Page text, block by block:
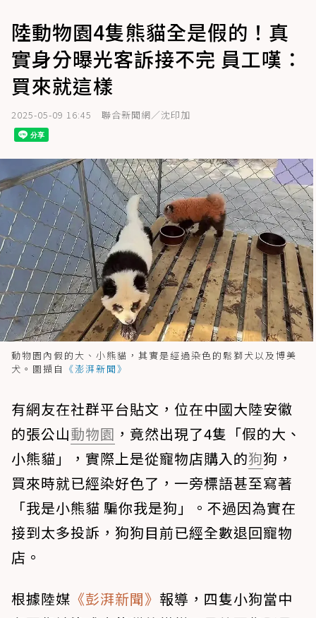
陸動物園4隻熊貓全是假的！真
實身分曝光客訴接不完 員工嘆：
買來就這樣
2025-05-09 16:45 聯合新聞網／沈印加
動物園內假的大、小熊貓，其實是經過染色的鬆獅犬以及博美
犬。圖擷自 《澎湃新聞》
有網友在社群平台貼文，位在中國大陸安徽
的張公山動物園 ，竟然出現了4隻「假的大、
小熊貓」，實際上是從寵物店購入的狗狗，
買來時就已經染好色了，一旁標語甚至寫著
「我是小熊貓 騙你我是狗」。不過因為實在
接到太多投訴，狗狗目前已經全數退回寵物
店。
根據陸媒 《彭湃新聞》 報導，四隻小狗當中